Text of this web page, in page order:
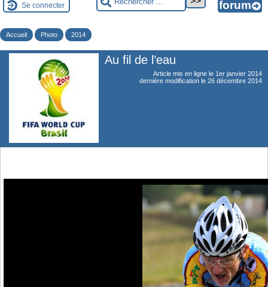
Se connecter
Accueil Photo 2014
Au fil de l’eau
Article mis en ligne le 1er janvier 2014
dernière modification le 26 décembre 2014